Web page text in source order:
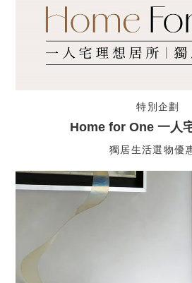
特別企劃
Home for One 一人
獨居生活選物優